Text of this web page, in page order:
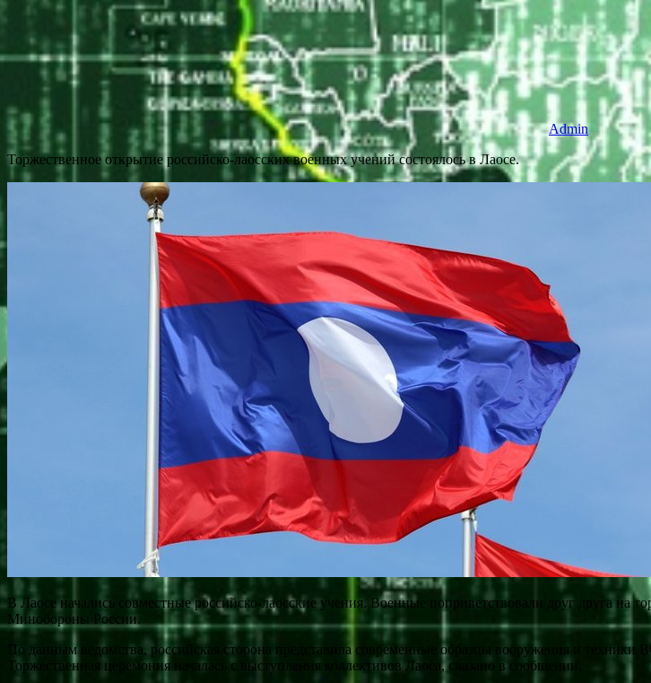
Admin
Торжественное открытие российско-лаосских военных учений состоялось в Лаосе.
В Лаосе начались совместные российско-лаосские учения. Военные поприветствовали друг друга
Минобороны России.
По данным ведомства, российская сторона представила современные образцы вооружения и
Торжественная церемония началась с выступления коллективов Лаоса, сказано в сообщении.